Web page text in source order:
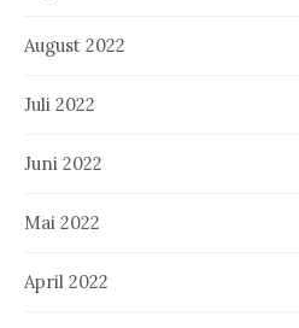
August 2022
Juli 2022
Juni 2022
Mai 2022
April 2022